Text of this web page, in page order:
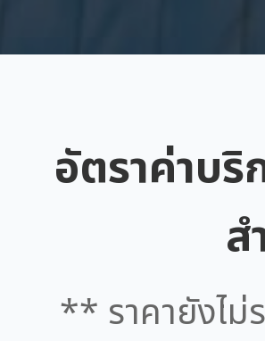
อัตราค่าบริ
ส
** ราคายังไ